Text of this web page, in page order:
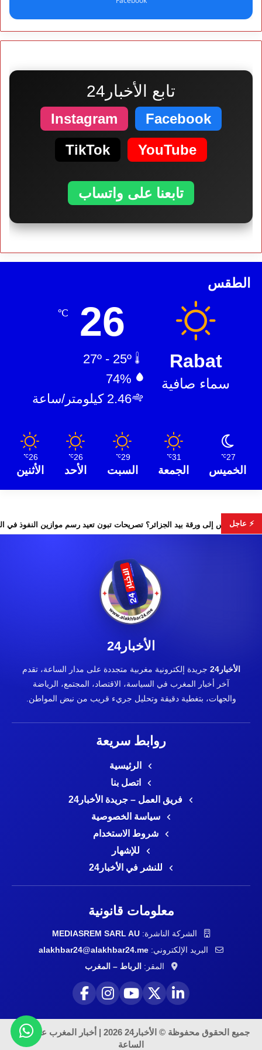
تابع الأخبار24
Facebook
Instagram
YouTube
TikTok
تابعنا على واتساب
الطقس
Rabat
سماء صافية
26
℃
74%
2.46 كيلومتر/ساعة
27
℃
الخميس
31
℃
الجمعة
29
℃
السبت
26
℃
الأحد
26
℃
الأثنين
⚡ عاجل هل تتحول تونس إلى ورقة بيد الجزائر؟ تصريحات تبون تعيد رسم
الأخبار24
الأخبار24
جريدة إلكترونية مغربية متجددة على مدار الساعة، تقدم
آخر أخبار المغرب في السياسة، الاقتصاد، المجتمع، الرياضة
والجهات، بتغطية دقيقة وتحليل جريء قريب من نبض المواطن.
روابط سريعة
الرئيسية
اتصل بنا
فريق العمل – جريدة الأخبار24
سياسة الخصوصية
شروط الاستخدام
للإشهار
للنشر في الأخبار24
معلومات قانونية
الشركة الناشرة:MEDIASREM SARL AU
البريد الإلكتروني: alakhbar24@alakhbar24.me
المقر:الرباط – المغرب
جميع الحقوق محفوظة © الأخبار24 2026 | أخبار المغرب على مدار
الساعة